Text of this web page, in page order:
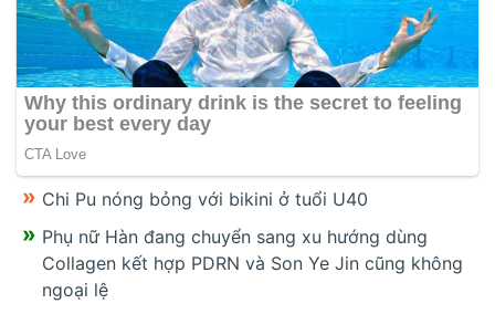
Chi Pu nóng bỏng với bikini ở tuổi U40
Phụ nữ Hàn đang chuyển sang xu hướng dùng
Collagen kết hợp PDRN và Son Ye Jin cũng không
ngoại lệ